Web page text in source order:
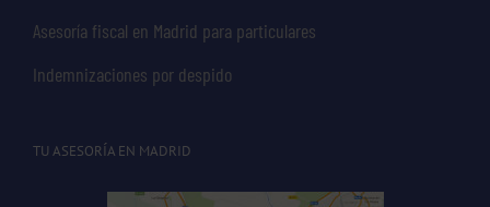
Asesoría fiscal en Madrid para particulares
Indemnizaciones por despido
TU ASESORÍA EN MADRID